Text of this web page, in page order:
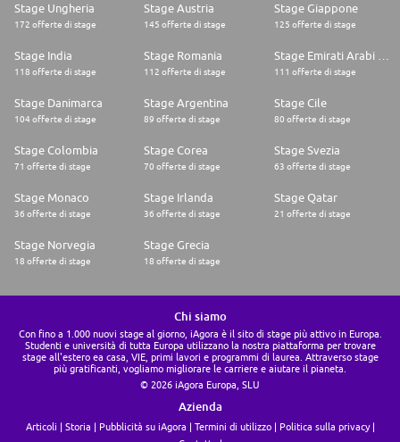
Stage Ungheria
172 offerte di stage
Stage Austria
145 offerte di stage
Stage Giappone
125 offerte di stage
Stage India
118 offerte di stage
Stage Romania
112 offerte di stage 111 offerte di stage
Stage Danimarca
104 offerte di stage
Stage Argentina
89 offerte di stage
Stage Cile
80 offerte di stage
Stage Colombia
71 offerte di stage
Stage Corea
70 offerte di stage
Stage Svezia
63 offerte di stage
Stage Monaco
36 offerte di stage
Stage Irlanda
36 offerte di stage
Stage Qatar
21 offerte di stage
Stage Norvegia
18 offerte di stage
Stage Grecia
18 offerte di stage
Chi siamo
Con fino a 1.000 nuovi stage al giorno, iAgora è il sito di stage più attivo in Europa.
Studenti e università di tutta Europa utilizzano la nostra piattaforma per trovare
stage all'estero ea casa, VIE, primi lavori e programmi di laurea. Attraverso stage
più gratificanti, vogliamo migliorare le carriere e aiutare il pianeta.
© 2026 iAgora Europa, SLU
Azienda
Articoli Storia Pubblicità su iAgora Termini di utilizzo
Politica sulla privacy